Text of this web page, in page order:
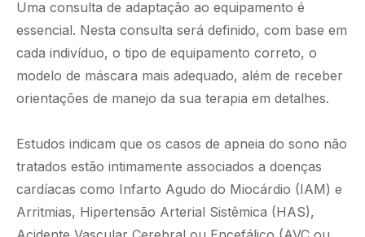
Uma consulta de adaptação ao equipamento é
essencial. Nesta consulta será definido, com base em
cada indivíduo, o tipo de equipamento correto, o
modelo de máscara mais adequado, além de receber
orientações de manejo da sua terapia em detalhes.
Estudos indicam que os casos de apneia do sono não
tratados estão intimamente associados a doenças
cardíacas como Infarto Agudo do Miocárdio (IAM) e
Arritmias, Hipertensão Arterial Sistêmica (HAS),